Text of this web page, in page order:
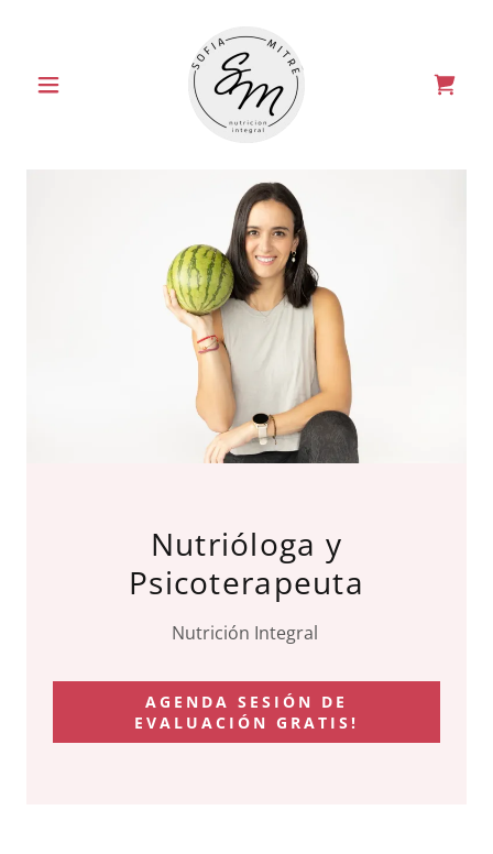
Nutrióloga y
Psicoterapeuta
Nutrición Integral
AGENDA SESIÓN DE
EVALUACIÓN GRATIS!